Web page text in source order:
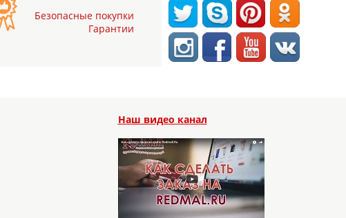
Безопасные покупки
Гарантии
Наш видео канал